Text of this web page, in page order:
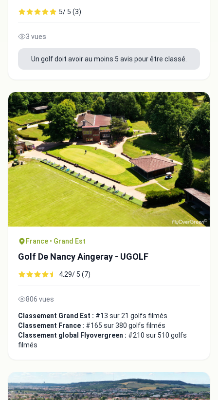
5/ 5 (3)
3 vues
Un golf doit avoir au moins 5 avis pour être classé.
France • Grand Est
Golf De Nancy Aingeray - UGOLF
4.29/ 5 (7)
806 vues
Classement Grand Est : #13 sur 21 golfs filmés
Classement France : #165 sur 380 golfs filmés
Classement global Flyovergreen : #210 sur 510 golfs
filmés
Intégrer la video
Choix de la vidéo:
Embed code
Fermer